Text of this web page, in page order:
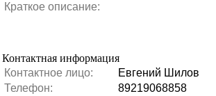
Краткое описание:
Контактная информация
Контактное лицо:
Евгений Шилов
Телефон:
89219068858